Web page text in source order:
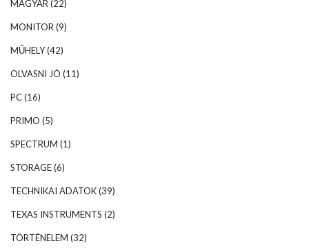
MAGYAR (22)
MONITOR (9)
MŰHELY(42)
OLVASNI JÓ (11)
PC(16)
PRIMO (5)
SPECTRUM (1)
STORAGE(6)
TECHNIKAI ADATOK(39)
TEXAS INSTRUMENTS (2)
TÖRTÉNELEM (32)